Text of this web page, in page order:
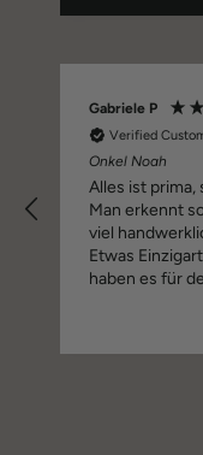
Gabriele P
Verified
Onkel Noah
Alles ist
Man erkennt
viel
Etwas
haben es für
Applaus und